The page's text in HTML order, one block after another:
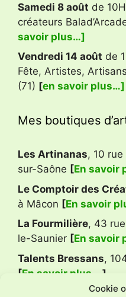
Cookie
Samedi 8 août de
créateurs
savoir plus…]
Vendredi 14 août de
Fête, Artistes,
(71) [en savoir plus…]
Mes boutiques
Les Artinanas, 10
sur-Saône [En savoir
Le Comptoir des
à Mâcon [En savoir
La Fourmilière, 43
le-Saunier [En savoir
Talents Bressans,
[En savoir plus … ]